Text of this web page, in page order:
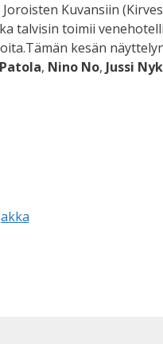
Kuvansiin
talvisin toimii
kesän
, Nino No, Jussi